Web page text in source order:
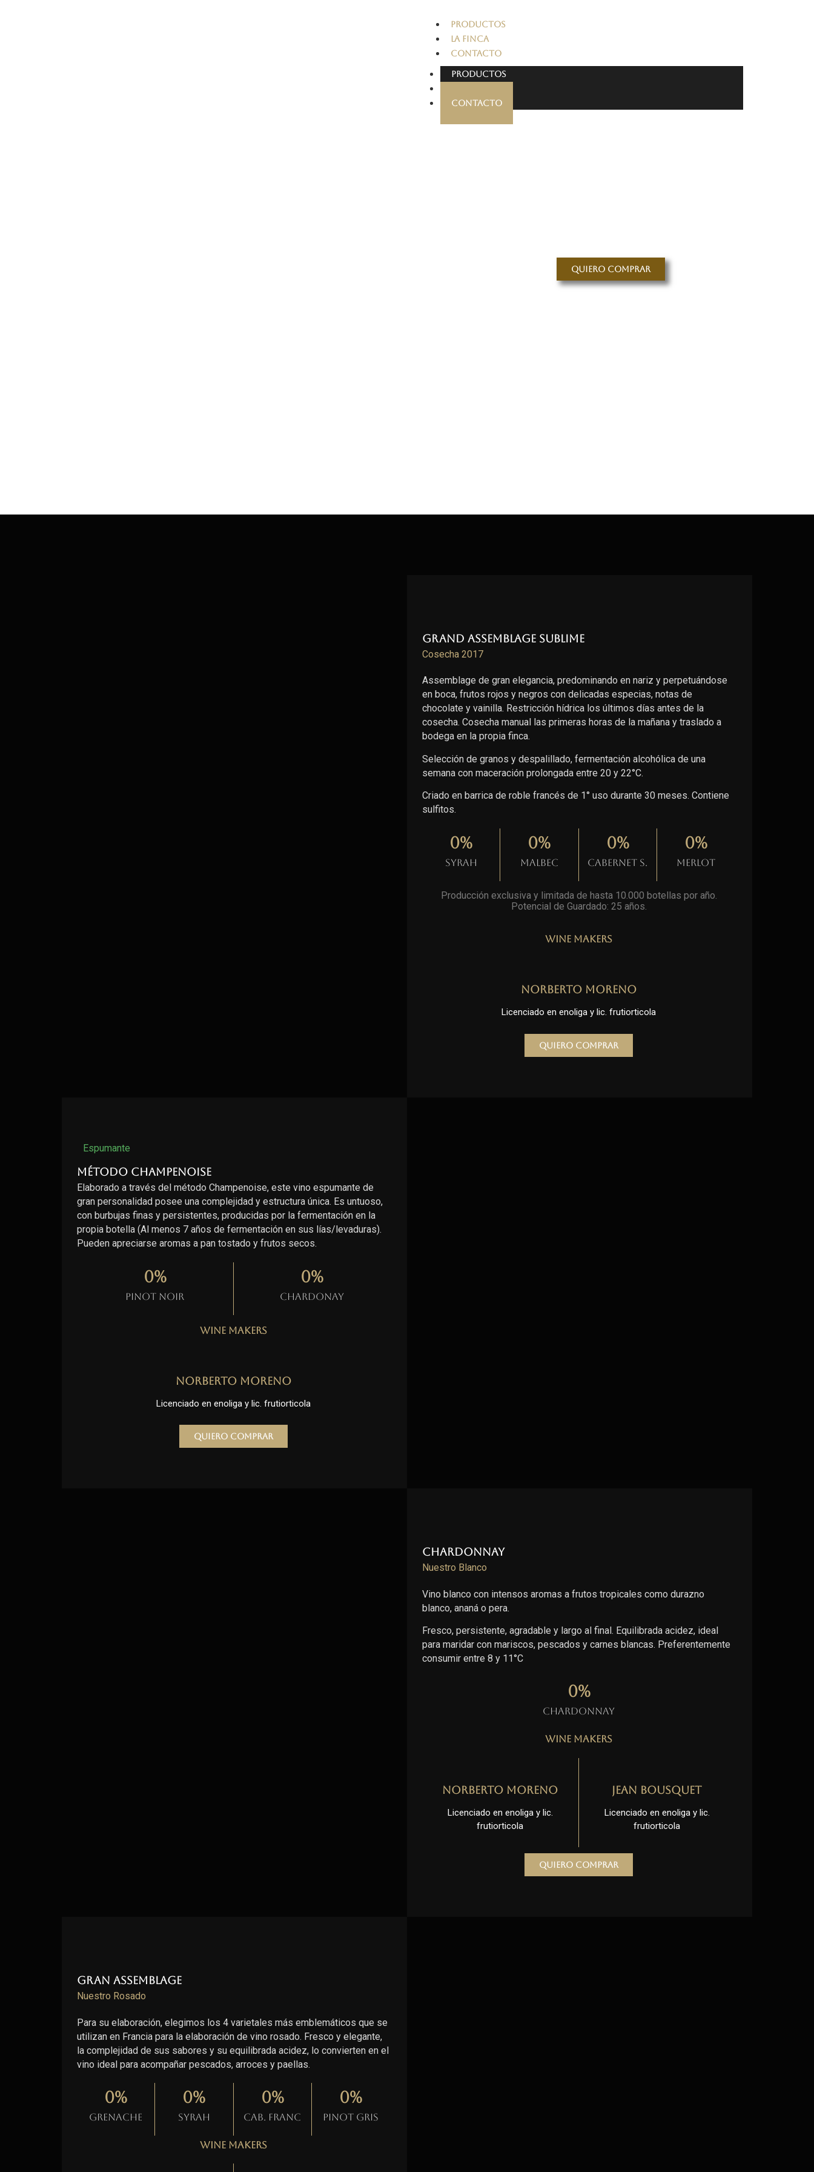
PRODUCTOS
LA FINCA
CONTACTO
PRODUCTOS
CONTACTO
Quiero comprar
Grand Assemblage Sublime
Cosecha 2017
Assemblage de gran elegancia, predominando en nariz y perpetuándose
en boca, frutos rojos y negros con delicadas especias, notas de
chocolate y vainilla. Restricción hídrica los últimos días antes de la
cosecha. Cosecha manual las primeras horas de la mañana y traslado a
bodega en la propia finca.
Selección de granos y despalillado, fermentación alcohólica de una
semana con maceración prolongada entre 20 y 22°C.
Criado en barrica de roble francés de 1° uso durante 30 meses. Contiene
sulfitos.
Syrah
0%
Malbec
0%
Cabernet S.
0%
Merlot
0%
Producción exclusiva y limitada de hasta 10.000 botellas por año.
Potencial de Guardado: 25 años
Wine Makers
Norberto Moreno
Licenciado en enoliga y lic. frutiorticola
Quiero comprar
Espumante
Método Champenoise
Elaborado a través del método Champenoise, este vino espumante de
gran personalidad posee una complejidad y estructura única. Es untuoso,
con burbujas finas y persistentes, producidas por la fermentación en la
propia botella (Al menos 7 años de fermentación en sus lías/levaduras).
Pueden apreciarse aromas a pan tostado y frutos secos.
Pinot Noir
0%
Chardonay
0%
Wine Makers
Norberto Moreno
Licenciado en enoliga y lic. frutiorticola
Quiero comprar
Chardonnay
Nuestro Blanco
Vino blanco con intensos aromas a frutos tropicales como durazno
blanco, ananá o pera.
Fresco, persistente, agradable y largo al final. Equilibrada acidez, ideal
para maridar con mariscos, pescados y carnes blancas. Preferentemente
consumir entre 8 y 11°C
Chardonnay
0%
Wine Makers
Norberto Moreno
Licenciado en enoliga y lic.
frutiorticola
Jean Bousquet
Licenciado en enoliga y lic.
frutiorticola
Quiero comprar
Gran Assemblage
Nuestro Rosado
Para su elaboración, elegimos los 4 varietales más emblemáticos que se
utilizan en Francia para la elaboración de vino rosado. Fresco y elegante,
la complejidad de sus sabores y su equilibrada acidez, lo convierten en el
vino ideal para acompañar pescados, arroces y paellas.
Grenache
0%
Syrah
0%
Cab. Franc
0%
Pinot gris
0%
Wine Makers